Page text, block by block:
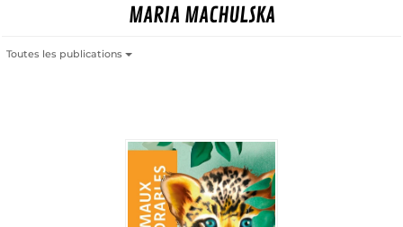
MARIA MACHULSKA
Toutes les publications